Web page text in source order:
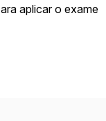
aplicar o exame